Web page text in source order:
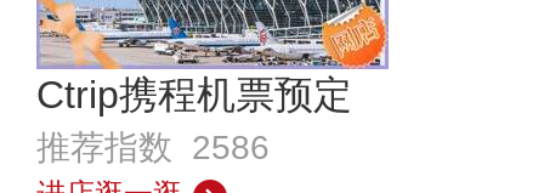
Ctrip携程机票预定
推荐指数 2586